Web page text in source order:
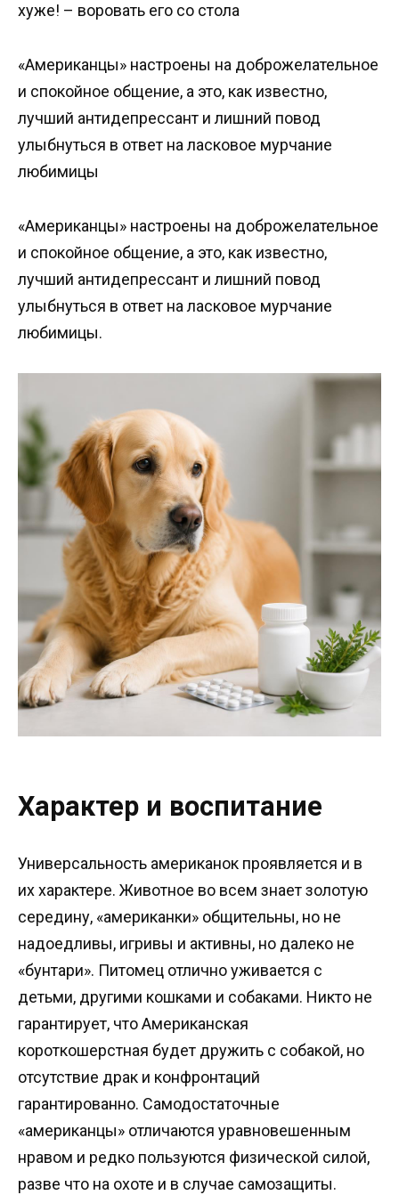
хуже! – воровать его со стола
«Американцы» настроены на доброжелательное
и спокойное общение, а это, как известно,
лучший антидепрессант и лишний повод
улыбнуться в ответ на ласковое мурчание
любимицы
«Американцы» настроены на доброжелательное
и спокойное общение, а это, как известно,
лучший антидепрессант и лишний повод
улыбнуться в ответ на ласковое мурчание
любимицы.
Характер и воспитание
Универсальность американок проявляется и в
их характере. Животное во всем знает золотую
середину, «американки» общительны, но не
надоедливы, игривы и активны, но далеко не
«бунтари». Питомец отлично уживается с
детьми, другими кошками и собаками. Никто не
гарантирует, что Американская
короткошерстная будет дружить с собакой, но
отсутствие драк и конфронтаций
гарантированно. Самодостаточные
«американцы» отличаются уравновешенным
нравом и редко пользуются физической силой,
разве что на охоте и в случае самозащиты.